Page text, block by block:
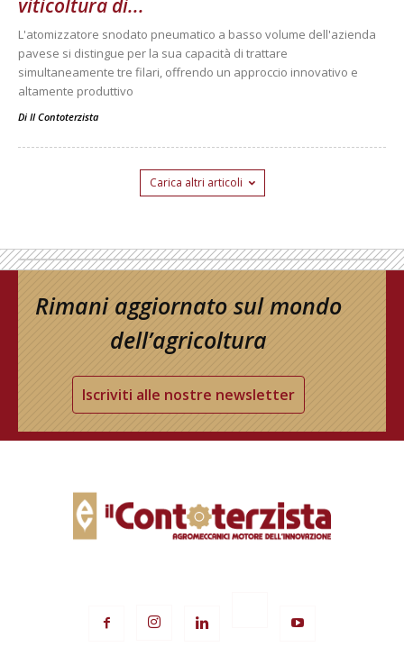
viticoltura di...
L'atomizzatore snodato pneumatico a basso volume dell'azienda
pavese si distingue per la sua capacità di trattare
simultaneamente tre filari, offrendo un approccio innovativo e
altamente produttivo
Di Il Contoterzista
Carica altri articoli
Rimani aggiornato sul mondo
dell’agricoltura
Iscriviti alle nostre newsletter